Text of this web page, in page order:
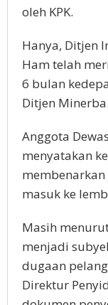
oleh KPK.
Hanya, Ditjen
Ham telah
6 bulan
Ditjen Minerba.
Anggota
menyatakan
masuk ke
Masih
menjadi
dugaan
Direktur